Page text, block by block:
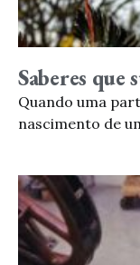
Saberes que
Quando uma
nascimento de